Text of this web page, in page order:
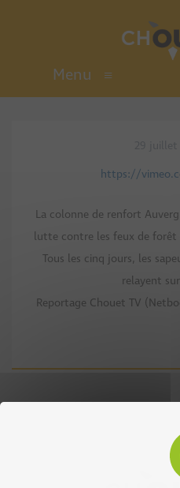
Menu ≡
https://
La colonne de renfort
lutte contre les feux de forêt
Tous les cinq jours, les
relayent
Reportage Chouet TV